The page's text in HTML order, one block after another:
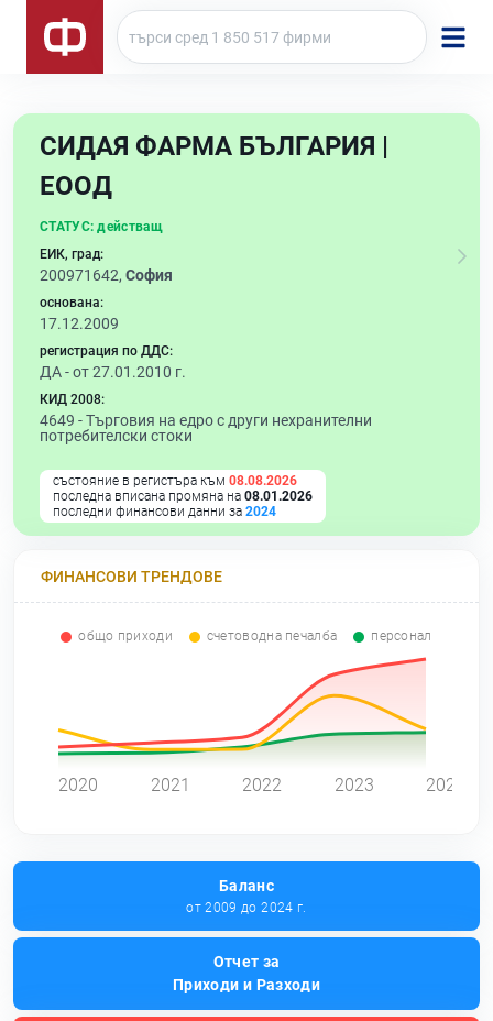
СИДАЯ ФАРМА БЪЛГАРИЯ |
ЕООД
СТАТУС: действащ
ЕИК, град:
200971642, София
основана:
17.12.2009
регистрация по ДДС:
ДА - от 27.01.2010 г.
КИД 2008:
4649 -Търговия на едро с други нехранителни
потребителски стоки
състояние в регистъра към 08.08.2026
последна вписана промяна на 08.01.2026
последни финансови данни за 2024
ФИНАНСОВИ ТРЕНДОВЕ
общо приходи счетоводна печалба персонал
2020 2021 2022 2023 2024
Баланс
от 2009 до 2024 г.
Отчет за
Приходи и Разходи